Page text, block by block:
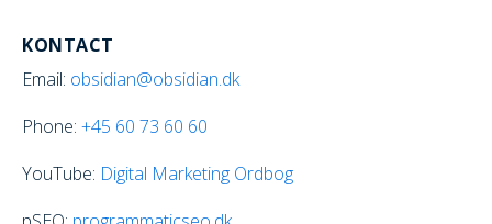
KONTACT
Email: obsidian@obsidian.dk
Phone: +45 60 73 60 60
YouTube: Digital Marketing Ordbog